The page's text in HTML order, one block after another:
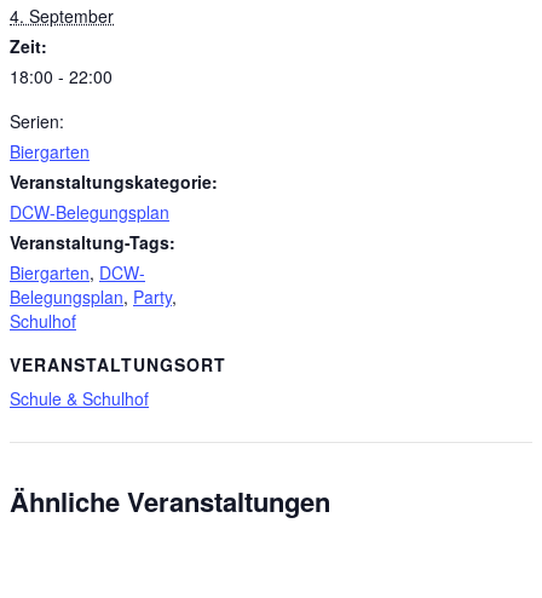
4. September
Zeit:
18:00 - 22:00
Serien:
Biergarten
Veranstaltungskategorie:
DCW-Belegungsplan
Veranstaltung-Tags:
Biergarten, DCW-
Belegungsplan, Party,
Schulhof
VERANSTALTUNGSORT
Schule & Schulhof
Ähnliche Veranstaltungen